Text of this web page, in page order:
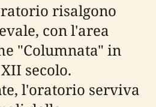
risalgono
con l'area
"Columnata" in
secolo.
l'oratorio serviva